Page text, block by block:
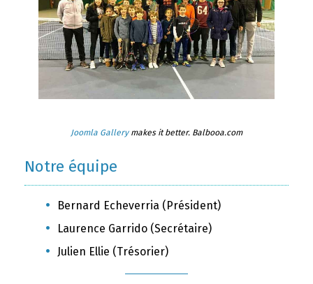
Joomla Gallerymakes it better. Balbooa.com
Notre équipe
Bernard Echeverria (Président)
Laurence Garrido (Secrétaire)
Julien Ellie (Trésorier)